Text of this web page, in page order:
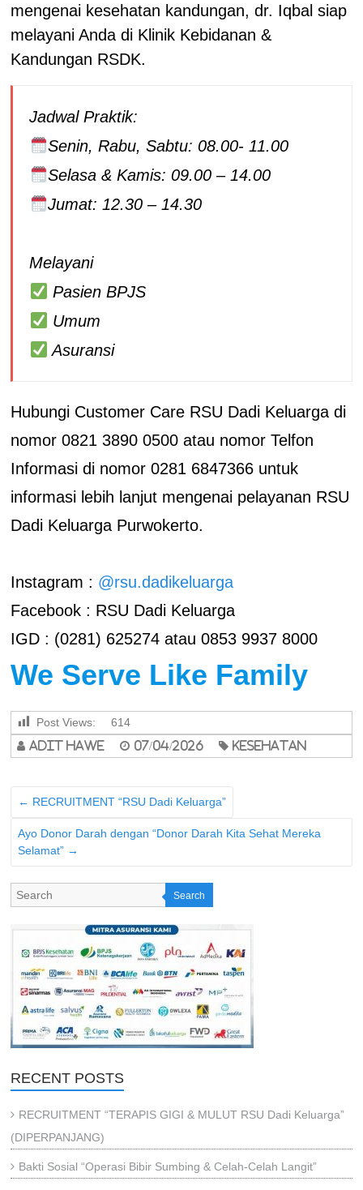
mengenai kesehatan kandungan, dr. Iqbal siap
melayani Anda di Klinik Kebidanan &
Kandungan RSDK.
Jadwal Praktik:
Senin, Rabu, Sabtu: 08.00- 11.00
Selasa & Kamis: 09.00 – 14.00
Jumat: 12.30 – 14.30
Melayani
Pasien BPJS
Umum
Asuransi
Hubungi Customer Care RSU Dadi Keluarga di
nomor 0821 3890 0500 atau nomor Telfon
Informasi di nomor 0281 6847366 untuk
informasi lebih lanjut mengenai pelayanan RSU
Dadi Keluarga Purwokerto.
Instagram : @rsu.dadikeluarga
Facebook : RSU Dadi Keluarga
IGD : (0281) 625274 atau 0853 9937 8000
We Serve Like Family
Post Views: 614
adit hawe 07/04/2026 Kesehatan
← RECRUITMENT “RSU Dadi Keluarga”
Ayo Donor Darah dengan “Donor Darah Kita Sehat Mereka
Selamat” →
Search
RECENT POSTS
RECRUITMENT “TERAPIS GIGI & MULUT RSU Dadi Keluarga”
(DIPERPANJANG)
Bakti Sosial “Operasi Bibir Sumbing & Celah-Celah Langit”